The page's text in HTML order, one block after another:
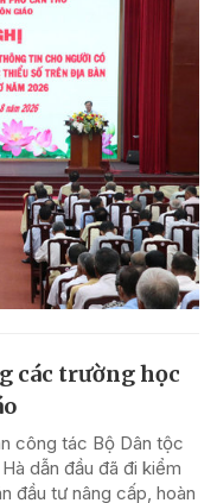
các trường học
công tác Bộ Dân tộc
dẫn đầu đã đi kiểm
đầu tư nâng cấp, hoàn